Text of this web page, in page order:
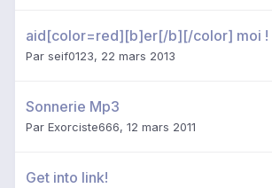
aid[color=red][b]er[/b][/color] moi !
Par seif0123, 22 mars 2013
Sonnerie Mp3
Par Exorciste666, 12 mars 2011
Get into link!